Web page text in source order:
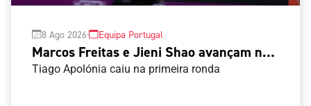
8 Ago 2026· Equipa Portugal
Marcos Freitas e Jieni Shao avançam na
qualificação do Europe Smash
Tiago Apolónia caiu na primeira ronda